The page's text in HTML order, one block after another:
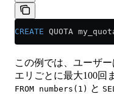
CREATE QUOTA
この例では、ユーザ
エリごとに最大100回
FROM numbers(1) と